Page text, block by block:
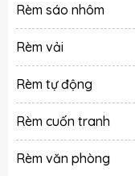
Rèm sáo nhôm
Rèm vải
Rèm tự động
Rèm cuốn tranh
Rèm văn phòng